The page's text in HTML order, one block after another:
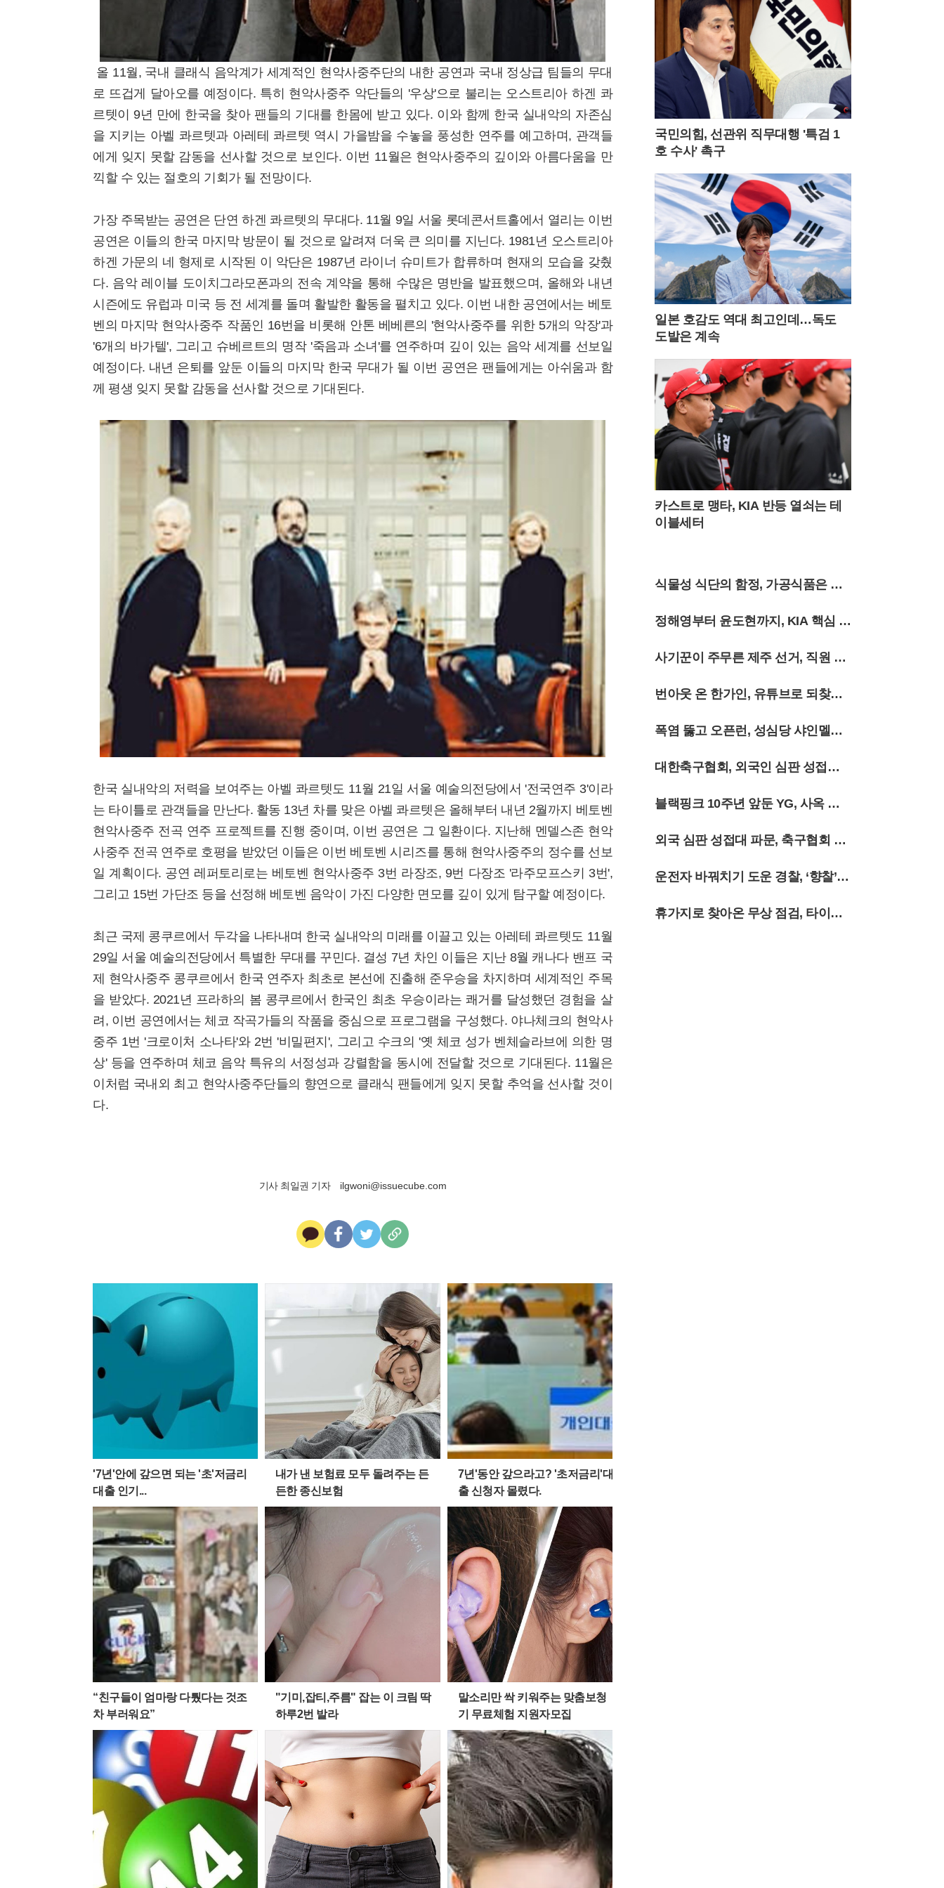
올 11월, 국내 클래식 음악계가 세계적인 현악사중주단의 내한 공연과 국내 정상급 팀들의 무대
로 뜨겁게 달아오를 예정이다. 특히 현악사중주 악단들의 '우상'으로 불리는 오스트리아 하겐 콰
르텟이 9년 만에 한국을 찾아 팬들의 기대를 한몸에 받고 있다. 이와 함께 한국 실내악의 자존심
을 지키는 아벨 콰르텟과 아레테 콰르텟 역시 가을밤을 수놓을 풍성한 연주를 예고하며, 관객들
에게 잊지 못할 감동을 선사할 것으로 보인다. 이번 11월은 현악사중주의 깊이와 아름다움을 만
끽할 수 있는 절호의 기회가 될 전망이다.
가장 주목받는 공연은 단연 하겐 콰르텟의 무대다. 11월 9일 서울 롯데콘서트홀에서 열리는 이번
공연은 이들의 한국 마지막 방문이 될 것으로 알려져 더욱 큰 의미를 지닌다. 1981년 오스트리아
하겐 가문의 네 형제로 시작된 이 악단은 1987년 라이너 슈미트가 합류하며 현재의 모습을 갖췄
다. 음악 레이블 도이치그라모폰과의 전속 계약을 통해 수많은 명반을 발표했으며, 올해와 내년
시즌에도 유럽과 미국 등 전 세계를 돌며 활발한 활동을 펼치고 있다. 이번 내한 공연에서는 베토
벤의 마지막 현악사중주 작품인 16번을 비롯해 안톤 베베른의 '현악사중주를 위한 5개의 악장'과
'6개의 바가텔', 그리고 슈베르트의 명작 '죽음과 소녀'를 연주하며 깊이 있는 음악 세계를 선보일
예정이다. 내년 은퇴를 앞둔 이들의 마지막 한국 무대가 될 이번 공연은 팬들에게는 아쉬움과 함
께 평생 잊지 못할 감동을 선사할 것으로 기대된다.
한국 실내악의 저력을 보여주는 아벨 콰르텟도 11월 21일 서울 예술의전당에서 '전국연주 3'이라
는 타이틀로 관객들을 만난다. 활동 13년 차를 맞은 아벨 콰르텟은 올해부터 내년 2월까지 베토벤
현악사중주 전곡 연주 프로젝트를 진행 중이며, 이번 공연은 그 일환이다. 지난해 멘델스존 현악
사중주 전곡 연주로 호평을 받았던 이들은 이번 베토벤 시리즈를 통해 현악사중주의 정수를 선보
일 계획이다. 공연 레퍼토리로는 베토벤 현악사중주 3번 라장조, 9번 다장조 '라주모프스키 3번',
그리고 15번 가단조 등을 선정해 베토벤 음악이 가진 다양한 면모를 깊이 있게 탐구할 예정이다.
최근 국제 콩쿠르에서 두각을 나타내며 한국 실내악의 미래를 이끌고 있는 아레테 콰르텟도 11월
29일 서울 예술의전당에서 특별한 무대를 꾸민다. 결성 7년 차인 이들은 지난 8월 캐나다 밴프 국
제 현악사중주 콩쿠르에서 한국 연주자 최초로 본선에 진출해 준우승을 차지하며 세계적인 주목
을 받았다. 2021년 프라하의 봄 콩쿠르에서 한국인 최초 우승이라는 쾌거를 달성했던 경험을 살
려, 이번 공연에서는 체코 작곡가들의 작품을 중심으로 프로그램을 구성했다. 야나체크의 현악사
중주 1번 '크로이처 소나타'와 2번 '비밀편지', 그리고 수크의 '옛 체코 성가 벤체슬라브에 의한 명
상' 등을 연주하며 체코 음악 특유의 서정성과 강렬함을 동시에 전달할 것으로 기대된다. 11월은
이처럼 국내외 최고 현악사중주단들의 향연으로 클래식 팬들에게 잊지 못할 추억을 선사할 것이
다.
기사 최일권 기자 ilgwoni@issuecube.com
톡
북
복
사
'7년'안에 갚으면 되는 '초'저금리
대출 인기...
내가 낸 보험료 모두 돌려주는 든
든한 종신보험
7년'동안 갚으라고? '초저금리'대
출 신청자 몰렸다.
“친구들이 엄마랑 다퉜다는 것조
차 부러워요”
"기미,잡티,주름" 잡는 이 크림 딱
하루2번 발라
말소리만 싹 키워주는 맞춤보청
기 무료체험 지원자모집
원 위에서 보석처럼 빛나며 사진 작가들과
젊은 층의 출사 포인트로 사랑받고 있다.이
곳의 날씨는 고지대 특유의 변화무쌍함을 간
직하고 있어 방문객들에게 매번 다른 감동을
선사한다. 맑은 날의 청량한 풍경도 일품이
지만, 갑작스럽게 골바람을 타고 밀려오는
운해는 돌리네를 순식간에 신비로운 안개 속
으로 밀어 넣는다. 구름에 휩싸인 물웅덩이
는 마치 전설 속의 성지처럼 경건한 분위기
를 자아내며 제주도의 삼성혈을 떠올리게 한
다. 여름철 이른 아침에 산을 오르면 억새 사
이로 피어오르는 물안개와 함께 몽환적인 대
자연의 생명력을 온몸으로 만끽할 수 있다.
민둥산을 오르는 경로는 체력과 시간대에 따
라 세 가지 선택지가 존재한다. 가장 대중적
인 제1코스는 증산초등학교에서 시작해 가
파른 길과 완만한 길 중 선택할 수 있으며, 제
2코스는 능전마을 주차장을 이용해 한 시간
정도 소요된다. 가장 빠르게 정상에 닿고 싶
다면 제3코스인 발구덕쉼터를 이용하는 것
이 효율적이다. 다만 최단 코스인 만큼 평일
새벽 6시 30분 이전에는 도착해야 주차 공간
을 확보할 수 있을 정도로 경쟁이 치열하다.
가족 단위 여행객들에게도 큰 부담이 없다.
대중교통을 이용하는 여행객들을 위한 편의
시설도 대폭 확충되었다. 서울 청량리역에서
기차를 타고 민둥산역에 도착하면 주말마다
운행되는 셔틀버스를 이용해 주요 등산로 입
구까지 편리하게 이동할 수 있다. 2026년 셔
틀버스 운행은 11월 초순까지 주말 한정으로
하루 4회 운영되며, 시기에 따라 민둥산역과
능전마을 주차장을 기점으로 노선이 조정된
다. 지자체는 관광객 급증에 대비해 임시 운
행 여부를 실시간으로 공지하고 있으며, 반
려견과 함께 동행하는 여행객들을 위한 배려
한 경험을 제공한다. 돈으로 환산할 수 없는
산행의 기억은 단순한 관광 이상의 가치를
지닌다. 정선군 여량면 일대의 고즈넉한 분
이번 여름 시즌은 억새가 은빛으로 변하기
객들은 출국 전 복잡한 절차 대신 가벼운 등
산화와 카메라를 챙겨 강원도의 깊은 산속으
국민의힘, 선관위 직무대행 '특검 1
호 수사' 촉구
일본 호감도 역대 최고인데…독도
도발은 계속
카스트로 맹타, KIA 반등 열쇠는 테
이블세터
식물성 식단의 함정, 가공식품은 염
증 유발
정해영부터 윤도현까지, KIA 핵심 3
인 상무행
사기꾼이 주무른 제주 선거, 직원 강
제 동원
번아웃 온 한가인, 유튜브로 되찾은
삶의 질
폭염 뚫고 오픈런, 성심당 샤인멜론
시루 출시
대한축구협회, 외국인 심판 성접대
의혹에 축구팬 ‘폭발’
블랙핑크 10주년 앞둔 YG, 사옥 앞
골프채 소동까지
외국 심판 성접대 파문, 축구협회 15
년 전 흑역사 폭로
운전자 바꿔치기 도운 경찰, ‘향찰’
유착의 민낯
휴가지로 찾아온 무상 점검, 타이어